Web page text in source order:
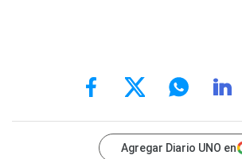
Agregar Diario UNO en